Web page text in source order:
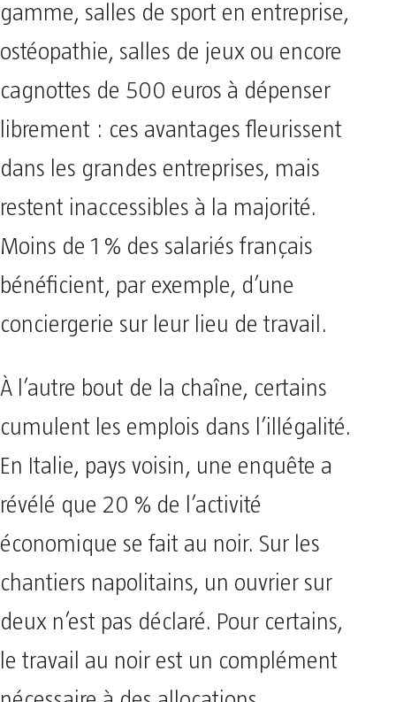
gamme, salles de sport en entreprise,
ostéopathie, salles de jeux ou encore
cagnottes de 500 euros à dépenser
librement : ces avantages fleurissent
dans les grandes entreprises, mais
restent inaccessibles à la majorité.
Moins de 1 % des salariés français
bénéficient, par exemple, d’une
conciergerie sur leur lieu de travail.
À l’autre bout de la chaîne, certains
cumulent les emplois dans l’illégalité.
En Italie, pays voisin, une enquête a
révélé que 20 % de l’activité
économique se fait au noir. Sur les
chantiers napolitains, un ouvrier sur
deux n’est pas déclaré. Pour certains,
le travail au noir est un complément